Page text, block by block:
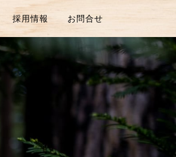
採用情報 お問合せ